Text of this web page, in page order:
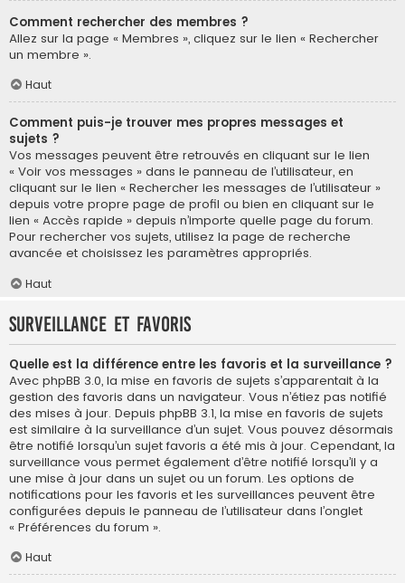
Comment rechercher des membres ?
Allez sur la page « Membres », cliquez sur le lien « Rechercher
un membre ».
Haut
Comment puis-je trouver mes propres messages et
sujets ?
Vos messages peuvent être retrouvés en cliquant sur le lien
« Voir vos messages » dans le panneau de l’utilisateur, en
cliquant sur le lien « Rechercher les messages de l’utilisateur »
depuis votre propre page de profil ou bien en cliquant sur le
lien « Accès rapide » depuis n’importe quelle page du forum.
Pour rechercher vos sujets, utilisez la page de recherche
avancée et choisissez les paramètres appropriés.
Haut
Surveillance et favoris
Quelle est la différence entre les favoris et la surveillance ?
Avec phpBB 3.0, la mise en favoris de sujets s’apparentait à la
gestion des favoris dans un navigateur. Vous n’étiez pas notifié
des mises à jour. Depuis phpBB 3.1, la mise en favoris de sujets
est similaire à la surveillance d’un sujet. Vous pouvez désormais
être notifié lorsqu’un sujet favoris a été mis à jour. Cependant, la
surveillance vous permet également d’être notifié lorsqu’il y a
une mise à jour dans un sujet ou un forum. Les options de
notifications pour les favoris et les surveillances peuvent être
configurées depuis le panneau de l’utilisateur dans l’onglet
« Préférences du forum ».
Haut